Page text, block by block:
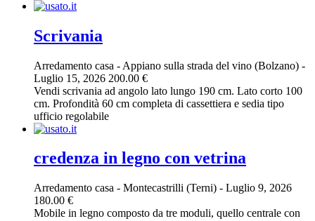
Scrivania
Arredamento casa - Appiano sulla strada del vino (Bolzano) -
Luglio 15, 2026 200.00 €
Vendi scrivania ad angolo lato lungo 190 cm. Lato corto 100
cm. Profondità 60 cm completa di cassettiera e sedia tipo
ufficio regolabile
credenza in legno con vetrina
Arredamento casa - Montecastrilli (Terni) - Luglio 9, 2026
180.00 €
Mobile in legno composto da tre moduli, quello centrale con